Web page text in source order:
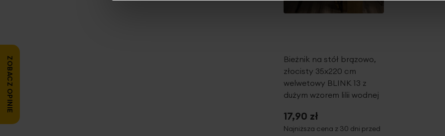
Bieżnik na stół brązowo,
złocisty 35x220 cm
welwetowy BLINK 13 z
dużym wzorem lilii wodnej
17,90 zł
Najniższa cena z 30 dni przed
ZOBACZ OPINIE